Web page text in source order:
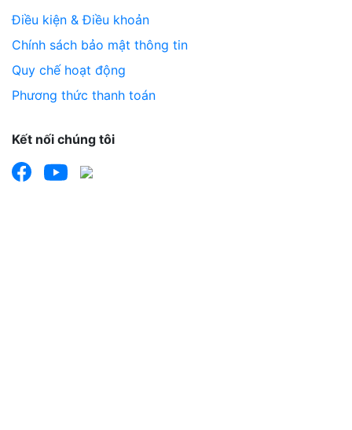
Điều kiện & Điều khoản
Chính sách bảo mật thông tin
Quy chế hoạt động
Phương thức thanh toán
Kết nối chúng tôi